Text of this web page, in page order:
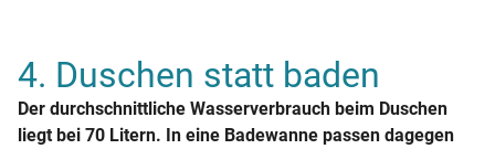
4. Duschen statt baden
Der durchschnittliche Wasserverbrauch beim Duschen
liegt bei 70 Litern. In eine Badewanne passen dagegen